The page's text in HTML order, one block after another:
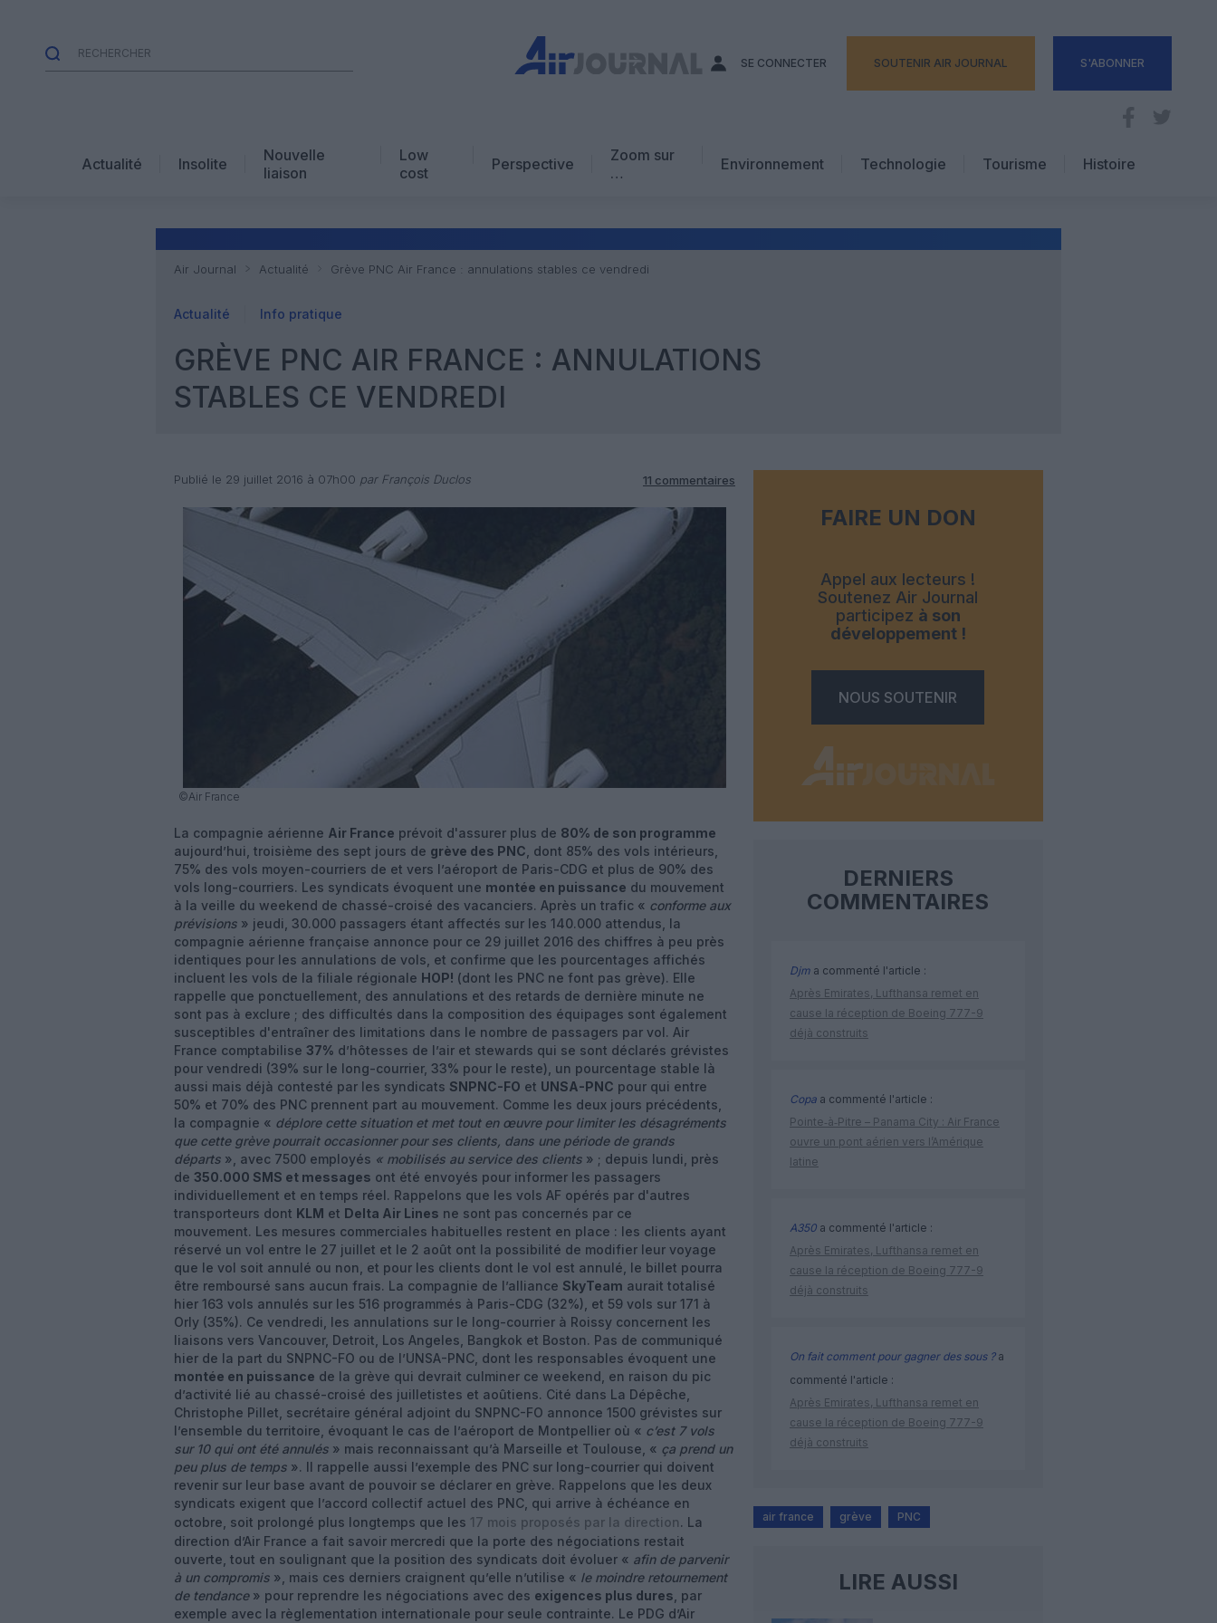
SE CONNECTER SOUTENIR AIR JOURNAL S'ABONNER
Actualité Insolite
Nouvelle
liaison
Low
cost
Perspective
Zoom sur
…
Avis d’expert
Environnement Technologie
Tourisme
Hôtellerie
Histoire
Air Journal Actualité Grève PNC Air France : annulations stables ce vendredi
Actualité Info pratique
GRÈVE PNC AIR FRANCE : ANNULATIONS
STABLES CE VENDREDI
Publié le 29 juillet 2016 à 07h00 par François Duclos 11 commentaires
©Air France
La compagnie aérienne Air France prévoit d'assurer plus de 80% de son programme
aujourd’hui, troisième des sept jours de grève des PNC , dont 85% des vols intérieurs,
75% des vols moyen-courriers de et vers l’aéroport de Paris-CDG et plus de 90% des
vols long-courriers. Les syndicats évoquent une montée en puissance du mouvement
à la veille du weekend de chassé-croisé des vacanciers. Après un trafic « conforme aux
prévisions » jeudi, 30.000 passagers étant affectés sur les 140.000 attendus, la
compagnie aérienne française annonce pour ce 29 juillet 2016 des chiffres à peu près
identiques pour les annulations de vols, et confirme que les pourcentages affichés
incluent les vols de la filiale régionale HOP! (dont les PNC ne font pas grève). Elle
rappelle que ponctuellement, des annulations et des retards de dernière minute ne
sont pas à exclure ; des difficultés dans la composition des équipages sont également
susceptibles d'entraîner des limitations dans le nombre de passagers par vol. Air
France comptabilise 37% d’hôtesses de l’air et stewards qui se sont déclarés grévistes
pour vendredi (39% sur le long-courrier, 33% pour le reste), un pourcentage stable là
aussi mais déjà contesté par les syndicats SNPNC-FO et UNSA-PNC pour qui entre
50% et 70% des PNC prennent part au mouvement. Comme les deux jours précédents,
la compagnie « déplore cette situation et met tout en œuvre pour limiter les désagréments
que cette grève pourrait occasionner pour ses clients, dans une période de grands
départs », avec 7500 employés « mobilisés au service des clients » ; depuis lundi, près
de 350.000 SMS et messages ont été envoyés pour informer les passagers
individuellement et en temps réel. Rappelons que les vols AF opérés par d'autres
transporteurs dont KLM et Delta Air Lines ne sont pas concernés par ce
mouvement. Les mesures commerciales habituelles restent en place : les clients ayant
réservé un vol entre le 27 juillet et le 2 août ont la possibilité de modifier leur voyage
que le vol soit annulé ou non, et pour les clients dont le vol est annulé, le billet pourra
être remboursé sans aucun frais. La compagnie de l’alliance SkyTeam aurait totalisé
hier 163 vols annulés sur les 516 programmés à Paris-CDG (32%), et 59 vols sur 171 à
Orly (35%). Ce vendredi, les annulations sur le long-courrier à Roissy concernent les
liaisons vers Vancouver, Detroit, Los Angeles, Bangkok et Boston. Pas de communiqué
hier de la part du SNPNC-FO ou de l’UNSA-PNC, dont les responsables évoquent une
montée en puissance de la grève qui devrait culminer ce weekend, en raison du pic
d’activité lié au chassé-croisé des juilletistes et aoûtiens. Cité dans La Dépêche,
Christophe Pillet, secrétaire général adjoint du SNPNC-FO annonce 1500 grévistes sur
l’ensemble du territoire, évoquant le cas de l’aéroport de Montpellier où « c’est 7 vols
sur 10 qui ont été annulés » mais reconnaissant qu’à Marseille et Toulouse, « ça prend un
peu plus de temps ». Il rappelle aussi l’exemple des PNC sur long-courrier qui doivent
revenir sur leur base avant de pouvoir se déclarer en grève. Rappelons que les deux
syndicats exigent que l’accord collectif actuel des PNC, qui arrive à échéance en
octobre, soit prolongé plus longtemps que les 17 mois proposés par la direction. La
direction d’Air France a fait savoir mercredi que la porte des négociations restait
ouverte, tout en soulignant que la position des syndicats doit évoluer « afin de parvenir
à un compromis », mais ces derniers craignent qu’elle n’utilise « le moindre retournement
de tendance» pour reprendre les négociations avec des exigences plus dures , par
exemple avec la règlementation internationale pour seule contrainte. Le PDG d’Air
FAIRE UN DON
Appel aux lecteurs !
Soutenez Air Journal
participez à son
développement !
NOUS SOUTENIR
DERNIERS
COMMENTAIRES
Djm a commenté l'article :
Après Emirates, Lufthansa remet en
cause la réception de Boeing 777-9
déjà construits
Copa a commenté l'article :
Pointe‑à‑Pitre – Panama City : Air France
ouvre un pont aérien vers l’Amérique
latine
A350 a commenté l'article :
Après Emirates, Lufthansa remet en
cause la réception de Boeing 777-9
déjà construits
On fait comment pour gagner des sous ?a
commenté l'article :
Après Emirates, Lufthansa remet en
cause la réception de Boeing 777-9
déjà construits
air france grève PNC
LIRE AUSSI